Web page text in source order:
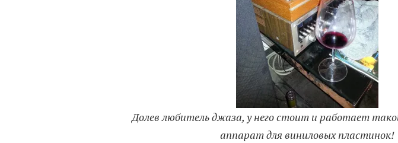
Долев любитель джаза, у него стоит и работает
аппарат для виниловых пластинок!